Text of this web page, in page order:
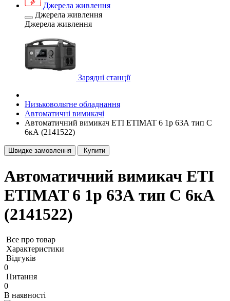
Джерела живлення
Джерела живлення
Джерела живлення
Зарядні станції
Низьковольтне обладнання
Автоматичні вимикачі
Автоматичний вимикач ETI ETIMAT 6 1p 63А тип C
6кА (2141522)
Швидке замовлення Купити
Автоматичний вимикач ETI
ETIMAT 6 1p 63А тип C 6кА
(2141522)
Все про товар
Характеристики
Відгуків
0
Питання
0
В наявності